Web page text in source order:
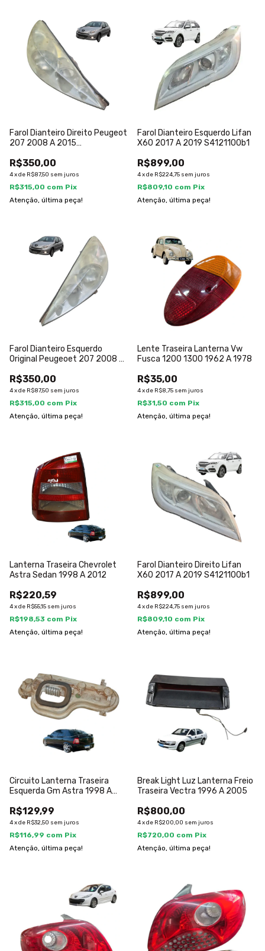
Farol Dianteiro Direito Peugeot
207 2008 A 2015
R$350,00
4xde R$87,50 sem juros
R$315,00 com Pix
Atenção, última peça!
Farol Dianteiro Esquerdo Lifan
X60 2017 A 2019 S4121100b1
R$899,00
4xde R$224,75 sem juros
R$809,10 com Pix
Atenção, última peça!
Farol Dianteiro Esquerdo
Original Peugeoet 207 2008 A
R$350,00
4xde R$87,50 sem juros
R$315,00 com Pix
Atenção, última peça!
Lente Traseira Lanterna Vw
Fusca 1200 1300 1962 A 1978
R$35,00
4xde R$8,75 sem juros
R$31,50 com Pix
Atenção, última peça!
Lanterna Traseira Chevrolet
Astra Sedan 1998 A 2012
R$220,59
4xde R$55,15 sem juros
R$198,53 com Pix
Atenção, última peça!
Farol Dianteiro Direito Lifan
X60 2017 A 2019 S4121100b1
R$899,00
4xde R$224,75 sem juros
R$809,10 com Pix
Atenção, última peça!
Circuito Lanterna Traseira
Esquerda Gm Astra 1998 A
R$129,99
4xde R$32,50 sem juros
R$116,99 com Pix
Atenção, última peça!
Break Light Luz Lanterna Freio
Traseira Vectra 1996 A 2005
R$800,00
4xde R$200,00 sem juros
R$720,00 com Pix
Atenção, última peça!